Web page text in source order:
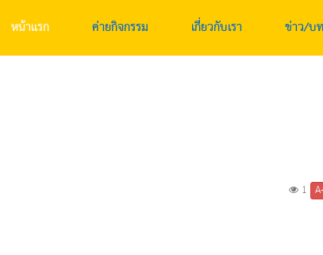
หน้าแรก ค่ายกิจกรรม เกี่ยวกับเรา ข่าว/บ
1